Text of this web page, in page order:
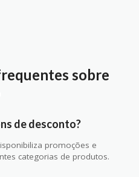
sobre
de desconto?
promoções e
categorias de produtos.